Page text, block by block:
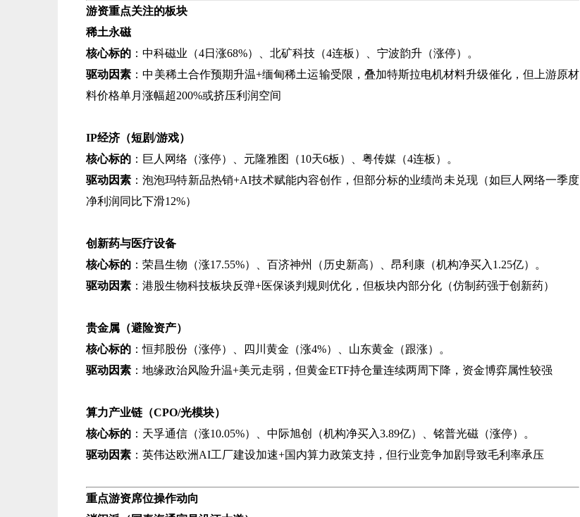
游资重点关注的板块
稀土永磁
核心标的 ​：中科磁业（4日涨68%）、北矿科技（4连板）、宁波韵升（涨停）。
驱动因素 ​：中美稀土合作预期升温+缅甸稀土运输受限，叠加特斯拉电机材料升级催化，但上游原材
料价格单月涨幅超200%或挤压利润空间
IP经济（短剧/游戏）​
核心标的 ​：巨人网络（涨停）、元隆雅图（10天6板）、粤传媒（4连板）。
驱动因素 ​：泡泡玛特新品热销+AI技术赋能内容创作，但部分标的业绩尚未兑现（如巨人网络一季度
净利润同比下滑12%）
创新药与医疗设备
核心标的 ​：荣昌生物（涨17.55%）、百济神州（历史新高）、昂利康（机构净买入1.25亿）。
驱动因素 ​：港股生物科技板块反弹+医保谈判规则优化，但板块内部分化（仿制药强于创新药）
贵金属（避险资产）​
核心标的 ​：恒邦股份（涨停）、四川黄金（涨4%）、山东黄金（跟涨）。
驱动因素 ​：地缘政治风险升温+美元走弱，但黄金ETF持仓量连续两周下降，资金博弈属性较强
算力产业链（CPO/光模块）​
核心标的 ​：天孚通信（涨10.05%）、中际旭创（机构净买入3.89亿）、铭普光磁（涨停）。
驱动因素 ​：英伟达欧洲AI工厂建设加速+国内算力政策支持，但行业竞争加剧导致毛利率承压
重点游资席位操作动向